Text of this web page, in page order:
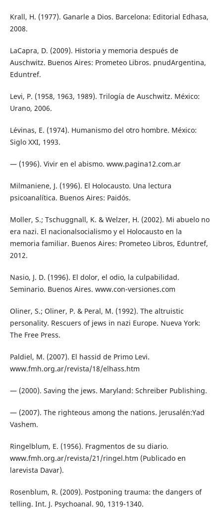
Krall, H. (1977). Ganarle a Dios. Barcelona: Editorial Edhasa,
2008.
LaCapra, D. (2009). Historia y memoria después de
Auschwitz. Buenos Aires: Prometeo Libros. pnudArgentina,
Eduntref.
Levi, P. (1958, 1963, 1989). Trilogía de Auschwitz. México:
Urano, 2006.
Lévinas, E. (1974). Humanismo del otro hombre. México:
Siglo XXI, 1993.
— (1996). Vivir en el abismo. www.pagina12.com.ar
Milmaniene, J. (1996). El Holocausto. Una lectura
psicoanalítica. Buenos Aires: Paidós.
Moller, S.; Tschuggnall, K. & Welzer, H. (2002). Mi abuelo no
era nazi. El nacionalsocialismo y el Holocausto en la
memoria familiar. Buenos Aires: Prometeo Libros, Eduntref,
2012.
Nasio, J. D. (1996). El dolor, el odio, la culpabilidad.
Seminario. Buenos Aires. www.con-versiones.com
Oliner, S.; Oliner, P. & Peral, M. (1992). The altruistic
personality. Rescuers of jews in nazi Europe. Nueva York:
The Free Press.
Paldiel, M. (2007). El hassid de Primo Levi.
www.fmh.org.ar/revista/18/elhass.htm
— (2000). Saving the jews. Maryland: Schreiber Publishing.
— (2007). The righteous among the nations. Jerusalén:Yad
Vashem.
Ringelblum, E. (1956). Fragmentos de su diario.
www.fmh.org.ar/revista/21/ringel.htm (Publicado en
larevista Davar).
Rosenblum, R. (2009). Postponing trauma: the dangers of
telling. Int. J. Psychoanal. 90, 1319-1340.